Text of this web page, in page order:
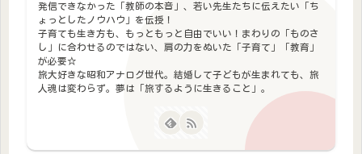
発信できなかった「教師の本音」、若い先生たちに伝えたい「ち
ょっとしたノウハウ」を伝授！
子育ても生き方も、もっともっと自由でいい！まわりの「ものさ
し」に合わせるのではない、肩の力をぬいた「子育て」「教育」
が必要☆
旅大好きな昭和アナログ世代。結婚して子どもが生まれても、旅
人魂は変わらず。夢は「旅するように生きること」。